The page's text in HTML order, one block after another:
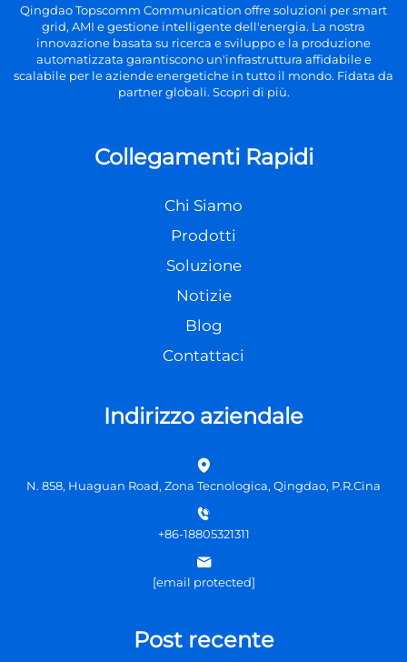
Qingdao Topscomm Communication offre soluzioni per smart
grid, AMI e gestione intelligente dell'energia. La nostra
innovazione basata su ricerca e sviluppo e la produzione
automatizzata garantiscono un'infrastruttura affidabile e
scalabile per le aziende energetiche in tutto il mondo. Fidata da
partner globali. Scopri di più.
Collegamenti Rapidi
Chi Siamo
Prodotti
Soluzione
Notizie
Blog
Contattaci
Indirizzo aziendale
N. 858, Huaguan Road, Zona Tecnologica, Qingdao, P.R.Cina
+86-18805321311
[email protected]
Post recente